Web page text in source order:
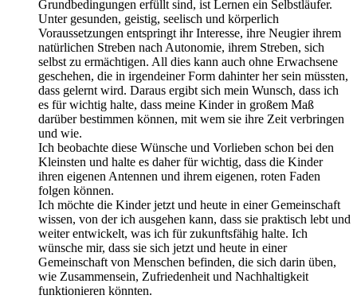
Grundbedingungen erfüllt sind, ist Lernen ein Selbstläufer.
Unter gesunden, geistig, seelisch und körperlich
Voraussetzungen entspringt ihr Interesse, ihre Neugier ihrem
natürlichen Streben nach Autonomie, ihrem Streben, sich
selbst zu ermächtigen. All dies kann auch ohne Erwachsene
geschehen, die in irgendeiner Form dahinter her sein müssten,
dass gelernt wird. Daraus ergibt sich mein Wunsch, dass ich
es für wichtig halte, dass meine Kinder in großem Maß
darüber bestimmen können, mit wem sie ihre Zeit verbringen
und wie.
Ich beobachte diese Wünsche und Vorlieben schon bei den
Kleinsten und halte es daher für wichtig, dass die Kinder
ihren eigenen Antennen und ihrem eigenen, roten Faden
folgen können.
Ich möchte die Kinder jetzt und heute in einer Gemeinschaft
wissen, von der ich ausgehen kann, dass sie praktisch lebt und
weiter entwickelt, was ich für zukunftsfähig halte. Ich
wünsche mir, dass sie sich jetzt und heute in einer
Gemeinschaft von Menschen befinden, die sich darin üben,
wie Zusammensein, Zufriedenheit und Nachhaltigkeit
funktionieren könnten.